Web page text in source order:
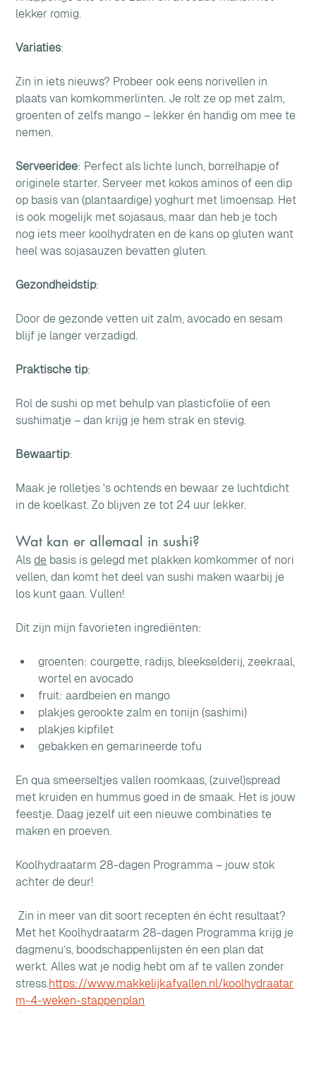
lekker romig.
Variaties:
Zin in iets nieuws? Probeer ook eens norivellen in
plaats van komkommerlinten. Je rolt ze op met zalm,
groenten of zelfs mango – lekker én handig om mee te
nemen.
Serveeridee: Perfect als lichte lunch, borrelhapje of
originele starter. Serveer met kokos aminos of een dip
op basis van (plantaardige) yoghurt met limoensap. Het
is ook mogelijk met sojasaus, maar dan heb je toch
nog iets meer koolhydraten en de kans op gluten want
heel was sojasauzen bevatten gluten.
Gezondheidstip:
Door de gezonde vetten uit zalm, avocado en sesam
blijf je langer verzadigd.
Praktische tip:
Rol de sushi op met behulp van plasticfolie of een
sushimatje – dan krijg je hem strak en stevig.
Bewaartip:
Maak je rolletjes 's ochtends en bewaar ze luchtdicht
in de koelkast. Zo blijven ze tot 24 uur lekker.
Wat kan er allemaal in sushi?
Als de basis is gelegd met plakken komkommer of nori
vellen, dan komt het deel van sushi maken waarbij je
los kunt gaan. Vullen!
Dit zijn mijn favorieten ingrediënten:
groenten: courgette, radijs, bleekselderij, zeekraal,
wortel en avocado
fruit: aardbeien en mango
plakjes gerookte zalm en tonijn (sashimi)
plakjes kipfilet
gebakken en gemarineerde tofu
En qua smeerseltjes vallen roomkaas, (zuivel)spread
met kruiden en hummus goed in de smaak. Het is jouw
feestje. Daag jezelf uit een nieuwe combinaties te
maken en proeven.
Koolhydraatarm 28-dagen Programma – jouw stok
achter de deur!
Zin in meer van dit soort recepten én écht resultaat?
Met het Koolhydraatarm 28-dagen Programma krijg je
dagmenu’s, boodschappenlijsten én een plan dat
werkt. Alles wat je nodig hebt om af te vallen zonder
stress.https://www.makkelijkafvallen.nl/koolhydraatar
m-4-weken-stappenplan